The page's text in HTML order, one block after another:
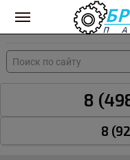
Вход для поставщиков
8
8